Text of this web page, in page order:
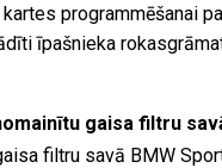
programmēšanai
īpašnieka
gaisa filtru
filtru savā BMW